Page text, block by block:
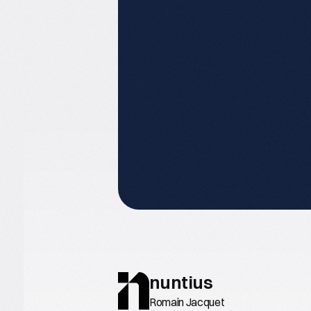
nuntius
Romain Jacquet